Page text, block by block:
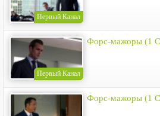
Первый Канал
Первый Канал
Форс-мажоры (1
Форс-мажоры (1